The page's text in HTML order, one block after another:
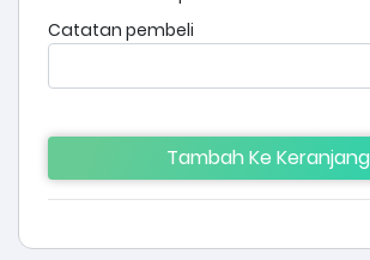
Catatan pembeli
Tambah Ke Keranjang